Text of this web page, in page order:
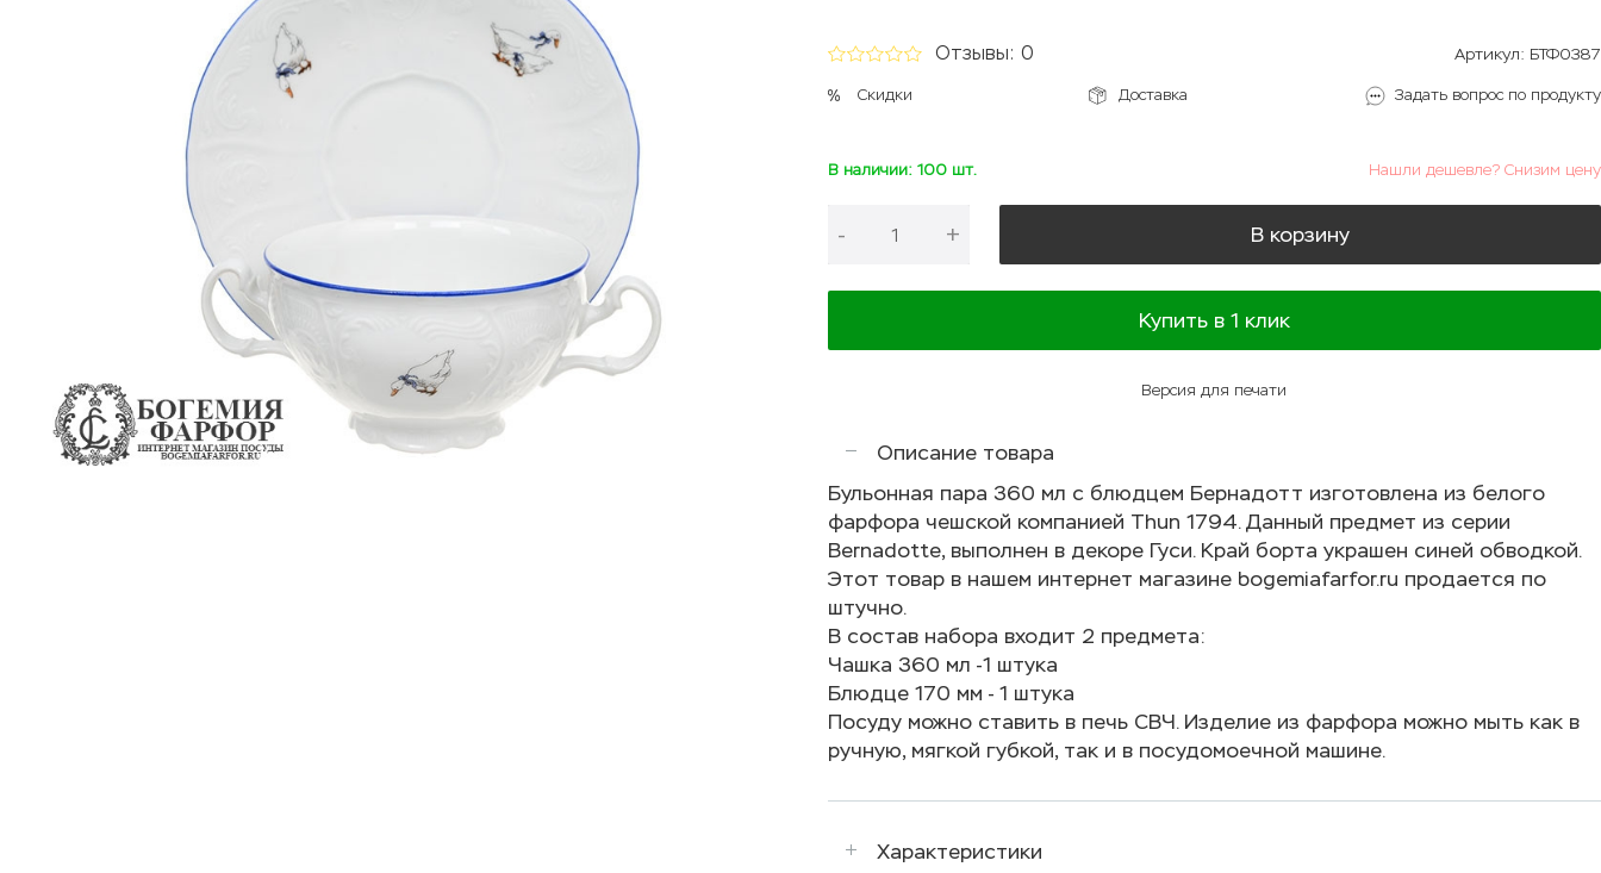
Отзывы: 0 Артикул: БТФ0387
Скидки Доставка Задать вопрос по продукту
В наличии: 100 шт. Нашли дешевле? Снизим цену
- + В корзину
Купить в 1 клик
Версия для печати
Описание товара
Бульонная пара 360 мл с блюдцем Бернадотт изготовлена из белого
фарфора чешской компанией Thun 1794. Данный предмет из серии
Bernadotte, выполнен в декоре Гуси. Край борта украшен синей обводкой.
Этот товар в нашем интернет магазине bogemiafarfor.ru продается по
штучно.
В состав набора входит 2 предмета:
Чашка 360 мл -1 штука
Блюдце 170 мм - 1 штука
Посуду можно ставить в печь СВЧ. Изделие из фарфора можно мыть как в
ручную, мягкой губкой, так и в посудомоечной машине.
Характеристики